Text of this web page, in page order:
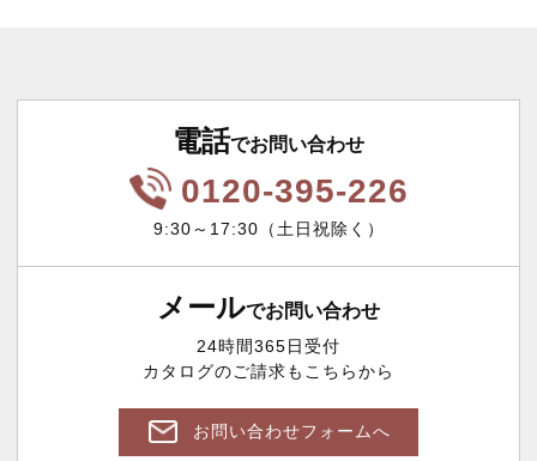
電話でお問い合わせ
0120-395-226
9:30～17:30（土日祝除く）
メールでお問い合わせ
24時間365日受付
カタログのご請求もこちらから
お問い合わせフォームへ